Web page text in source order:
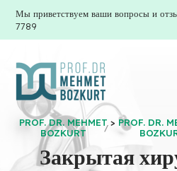
Мы приветствуем ваши вопросы и
7789
PROF. DR. MEHMET
BOZKURT
> PROF. DR.
Закрытая